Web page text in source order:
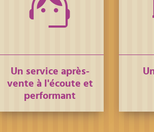
Un service après-
vente à l'écoute et
performant